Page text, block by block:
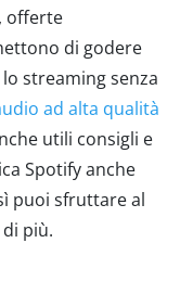
offerte
di godere
streaming senza
ad alta qualità
utili consigli e
Spotify anche
puoi sfruttare al
più.